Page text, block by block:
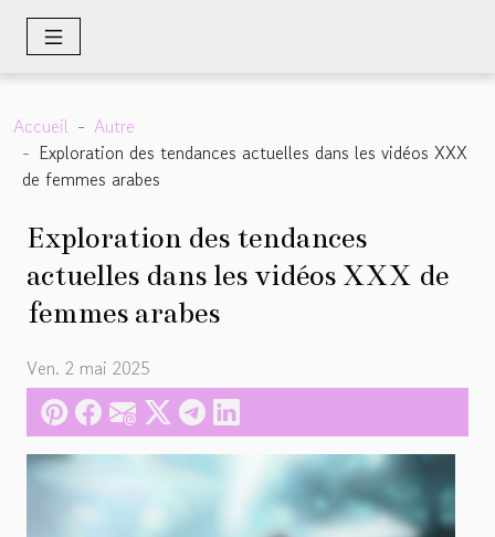
Accueil
Autre
Exploration des tendances actuelles dans les vidéos XXX
de femmes arabes
Exploration des tendances
actuelles dans les vidéos XXX de
femmes arabes
Ven. 2 mai 2025